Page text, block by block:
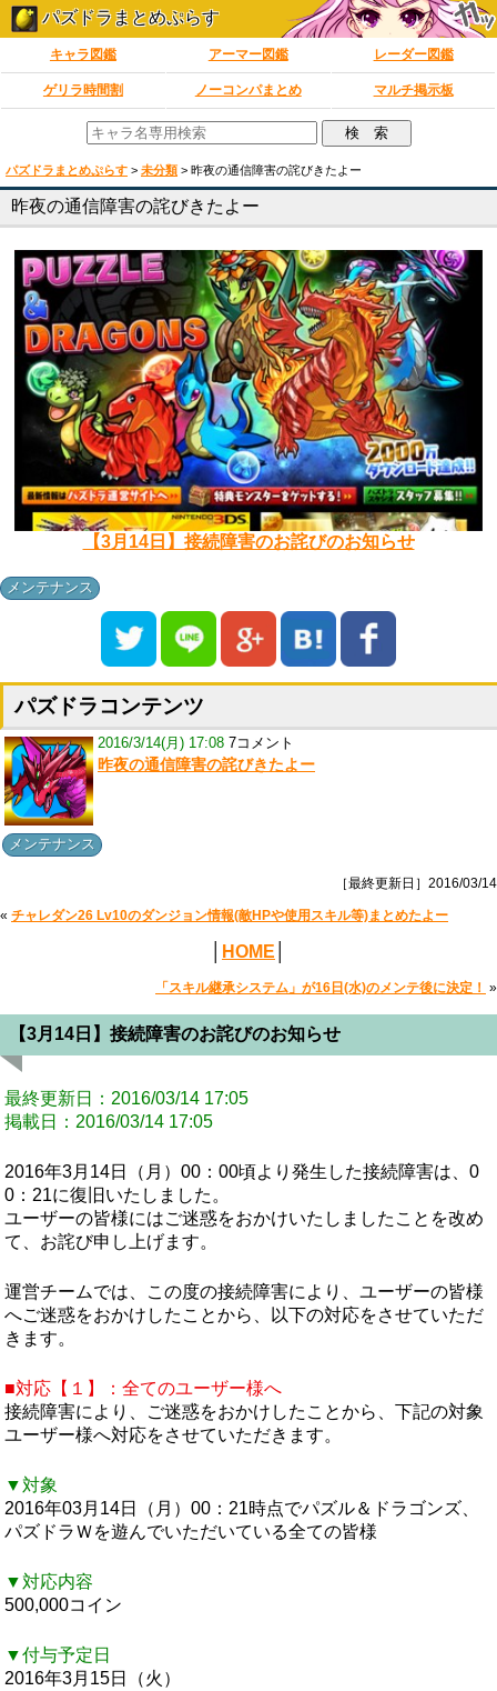
パズドラまとめぷらす
キャラ図鑑 アーマー図鑑 レーダー図鑑
ゲリラ時間割 ノーコンパまとめ マルチ掲示板
パズドラまとめぷらす > 未分類 > 昨夜の通信障害の詫びきたよー
昨夜の通信障害の詫びきたよー
【3月14日】接続障害のお詫びのお知らせ
メンテナンス
パズドラコンテンツ
2016/3/14(月) 17:08 7コメント
昨夜の通信障害の詫びきたよー
メンテナンス
［最終更新日］2016/03/14
« チャレダン26 Lv10のダンジョン情報(敵HPや使用スキル等)まとめたよー
HOME
「スキル継承システム」が16日(水)のメンテ後に決定！ »
【3月14日】接続障害のお詫びのお知らせ
最終更新日：2016/03/14 17:05
掲載日：2016/03/14 17:05
2016年3月14日（月）00：00頃より発生した接続障害は、0
0：21に復旧いたしました。
ユーザーの皆様にはご迷惑をおかけいたしましたことを改め
て、お詫び申し上げます。
運営チームでは、この度の接続障害により、ユーザーの皆様
へご迷惑をおかけしたことから、以下の対応をさせていただ
きます。
■対応【１】：全てのユーザー様へ
接続障害により、ご迷惑をおかけしたことから、下記の対象
ユーザー様へ対応をさせていただきます。
▼対象
2016年03月14日（月）00：21時点でパズル＆ドラゴンズ、
パズドラＷを遊んでいただいている全ての皆様
▼対応内容
500,000コイン
▼付与予定日
2016年3月15日（火）